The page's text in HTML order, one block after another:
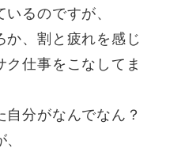
るのですが、
、割と疲れを感じ
仕事をこなしてま
分がなんでなん？